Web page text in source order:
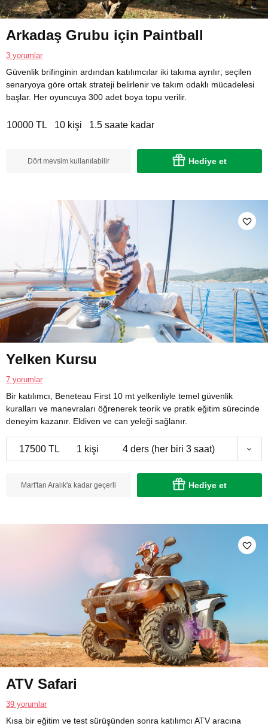
Arkadaş Grubu için Paintball
3 yorumlar
Güvenlik brifinginin ardından katılımcılar iki takıma ayrılır; seçilen
senaryoya göre ortak strateji belirlenir ve takım odaklı mücadelesi
başlar. Her oyuncuya 300 adet boya topu verilir.
10000 TL 10 kişi 1.5 saate kadar
Dört mevsim kullanılabilir Hediye et
Yelken Kursu
7 yorumlar
Bir katılımcı, Beneteau First 10 mt yelkenliyle temel güvenlik
kuralları ve manevraları öğrenerek teorik ve pratik eğitim sürecinde
deneyim kazanır. Eldiven ve can yeleği sağlanır.
17500 TL 1 kişi 4 ders (her biri 3 saat)
Mart'tan Aralık'a kadar geçerli Hediye et
ATV Safari
39 yorumlar
Kısa bir eğitim ve test sürüşünden sonra katılımcı ATV aracına